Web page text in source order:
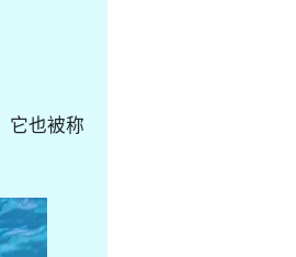
它也被称